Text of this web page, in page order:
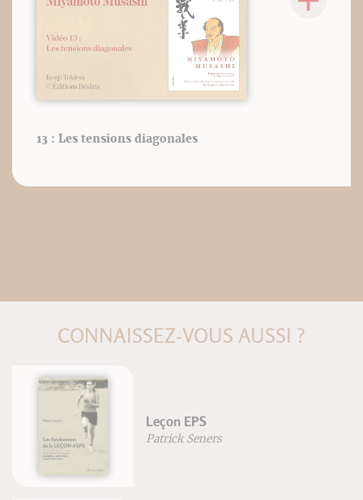
13 : Les tensions diagonales
CONNAISSEZ-VOUS AUSSI ?
VTT Maîtriser les techniques